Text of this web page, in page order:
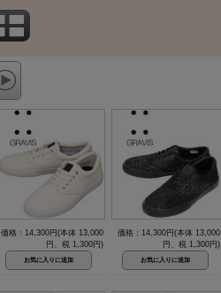
価格：14,300円(本体 13,000
円、税 1,300円)
価格：14,300円(本体 13,000
円、税 1,300円)